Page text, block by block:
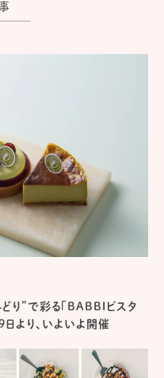
り”で彩る「BABBIピスタ
より、いよいよ開催